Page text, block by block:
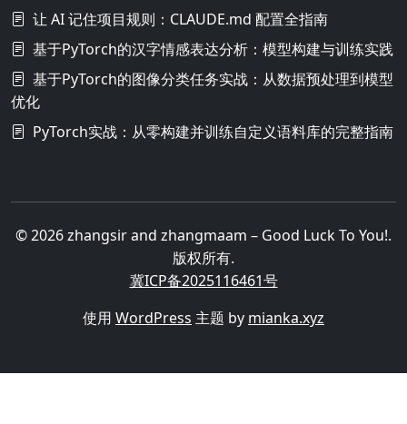
让 AI 记住项目规则：CLAUDE.md 配置全指南
基于PyTorch的汉字情感表达分析：模型构建与训练实践
基于PyTorch的图像分类任务实战：从数据预处理到模型
优化
PyTorch实战：从零构建并训练自定义语料库的完整指南
© 2026 zhangsir and zhangmaam – Good Luck To You!.
版权所有.
冀ICP备2025116461号
使用 WordPress 主题 by mianka.xyz